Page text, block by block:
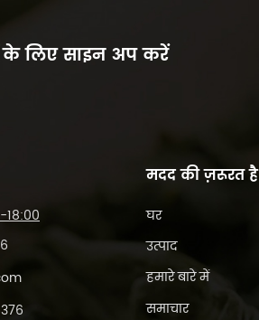
के लिए साइन अप करें
18:00
मदद की ज़रूरत है
घर
उत्पाद
हमारे बारे में
समाचार